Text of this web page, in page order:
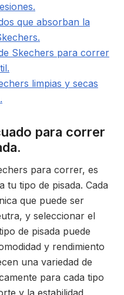
que absorban la
Skechers para correr
limpias y secas
para correr
para correr, es
tu tipo de pisada. Cada
que puede ser
y seleccionar el
de pisada puede
y rendimiento
una variedad de
para cada tipo
y la estabilidad